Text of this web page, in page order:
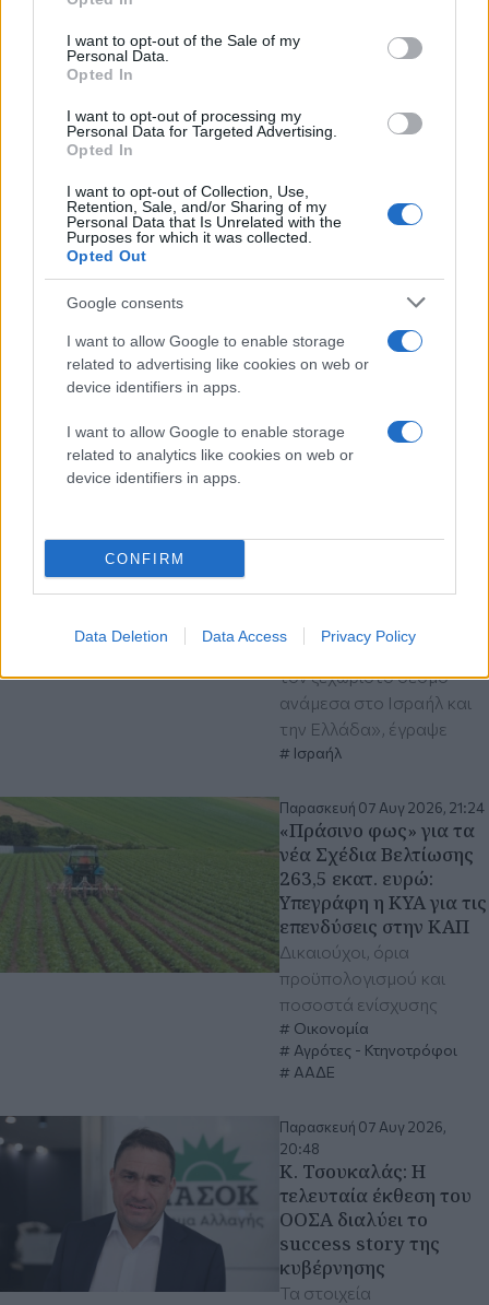
use your data for below specified purposes in below Google
consent section.
I want to opt-out of the Sale of my
Personal Data.
Opted In
I want to opt-out of processing my
Personal Data for Targeted Advertising.
Opted In
I want to opt-out of Collection, Use,
Retention, Sale, and/or Sharing of my
Personal Data that Is Unrelated with the
Purposes for which it was collected.
Opted Out
Google consents
I want to allow Google to enable storage
related to advertising like cookies on web or
device identifiers in apps.
I want to allow Google to enable storage
related to analytics like cookies on web or
device identifiers in apps.
CONFIRM
Data Deletion Data Access Privacy Policy
Διαβάστε περισσότερα
Παρασκευή 07 Αυγ 2026, 22:24
Αποχαιρετιστήριο
ευγνωμοσύνη»
Ισραήλ και στο υπουργείο
Εξωτερικών, θα συνεχίσω
να στηρίζω και να ενισχύω
τον ξεχωριστό δεσμό
ανάμεσα στο Ισραήλ και
την Ελλάδα», έγραψε
Ισραήλ
Παρασκευή 07 Αυγ 2026, 21:24
«Πράσινο φως» για τα
νέα Σχέδια Βελτίωσης
263,5 εκατ. ευρώ:
Υπεγράφη η ΚΥΑ για τις
επενδύσεις στην ΚΑΠ
Δικαιούχοι, όρια
προϋπολογισμού και
ποσοστά ενίσχυσης
Οικονομία
Αγρότες - Κτηνοτρόφοι
ΑΑΔΕ
Παρασκευή 07 Αυγ 2026,
20:48
Κ. Τσουκαλάς: Η
τελευταία έκθεση του
ΟΟΣΑ διαλύει το
success story της
κυβέρνησης
Τα στοιχεία